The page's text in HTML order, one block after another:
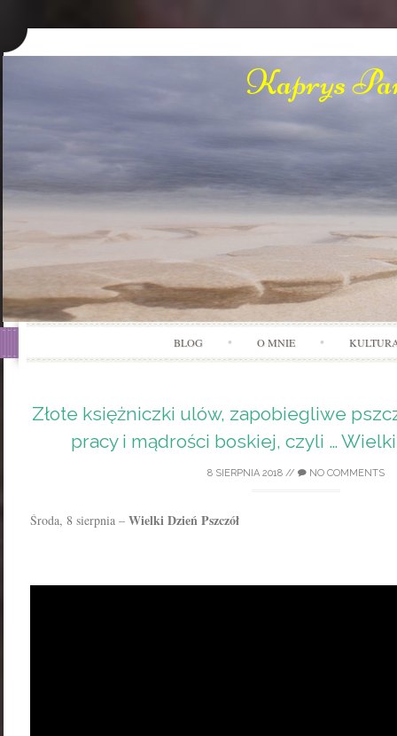
Kaprys
BLOG O MNIE
Złote księżniczki ulów, zapobiegliwe
pracy i mądrości boskiej, czyli …
8 SIERPNIA 2018 // NO COMMENTS
Środa, 8 sierpnia – Wielki Dzień Pszczół